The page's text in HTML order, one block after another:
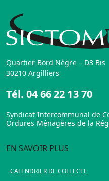
Quartier Bord Nègre – D3 Bis
30210 Argilliers
Tél. 04 66 22 13 70
Syndicat Intercommunal de
Ordures Ménagères de la
EN SAVOIR PLUS
CALENDRIER DE COLLECTE